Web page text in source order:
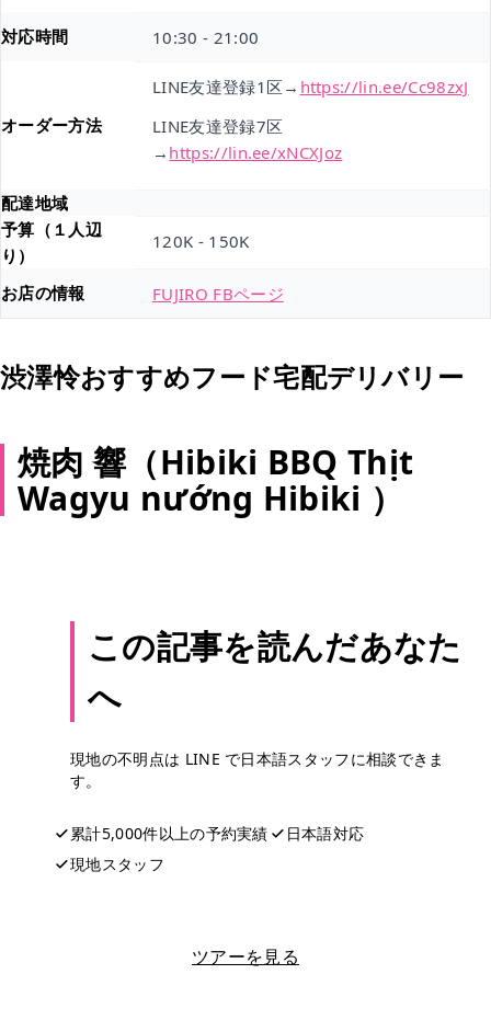
対応時間 10:30 - 21:00
オーダー方法
LINE友達登録1区→ https://lin.ee/Cc98zxJ
LINE友達登録7区
→ https://lin.ee/xNCXJoz
配達地域
予算（１人辺
り）
120K - 150K
お店の情報 FUJIRO FBページ
渋澤怜おすすめフード宅配デリバリー
焼肉 響（Hibiki BBQ Thịt
Wagyu nướng Hibiki ）
この記事を読んだあなた
へ
現地の不明点は LINE で日本語スタッフに相談できま
す。
累計5,000件以上の予約実績
日本語対応
現地スタッフ
ツアーを見る